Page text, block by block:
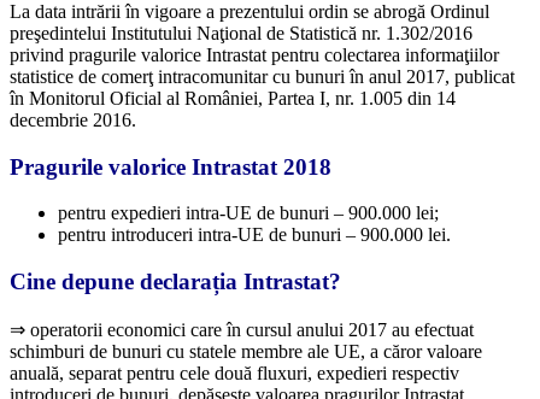
La data intrării în vigoare a prezentului ordin se abrogă Ordinul
preşedintelui Institutului Naţional de Statistică nr. 1.302/2016
privind pragurile valorice Intrastat pentru colectarea informaţiilor
statistice de comerţ intracomunitar cu bunuri în anul 2017, publicat
în Monitorul Oficial al României, Partea I, nr. 1.005 din 14
decembrie 2016.
Pragurile valorice Intrastat 2018
pentru expedieri intra-UE de bunuri – 900.000 lei;
pentru introduceri intra-UE de bunuri – 900.000 lei.
Cine depune declarația Intrastat?
⇒ operatorii economici care în cursul anului 2017 au efectuat
schimburi de bunuri cu statele membre ale UE, a căror valoare
anuală, separat pentru cele două fluxuri, expedieri respectiv
introduceri de bunuri, depăşeşte valoarea pragurilor Intrastat